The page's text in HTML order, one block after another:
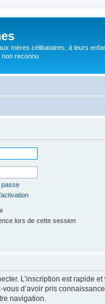
mères célibataires, à leurs
non reconnu
passe
lors de cette session
L’inscription est rapide
d’avoir pris
navigation.